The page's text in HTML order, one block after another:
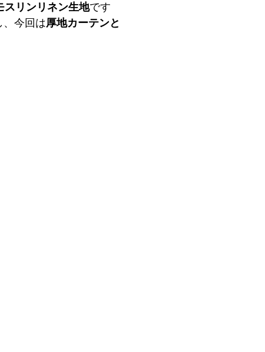
スリンリネン生地です
、今回は厚地カーテンと